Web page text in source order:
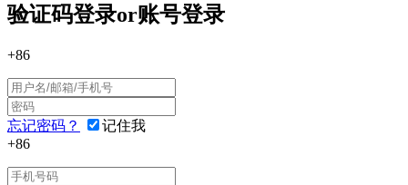
验证码登录or账号登录
+86
忘记密码？
记住我
+86